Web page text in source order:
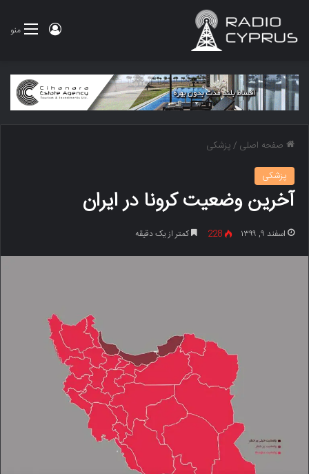
منو ورود
صفحه اصلی /پزشکی
پزشکی
آخرین وضعیت کرونا در ایران
اسفند ۹, ۱۳۹۹ 228 کمتر از یک دقیقه